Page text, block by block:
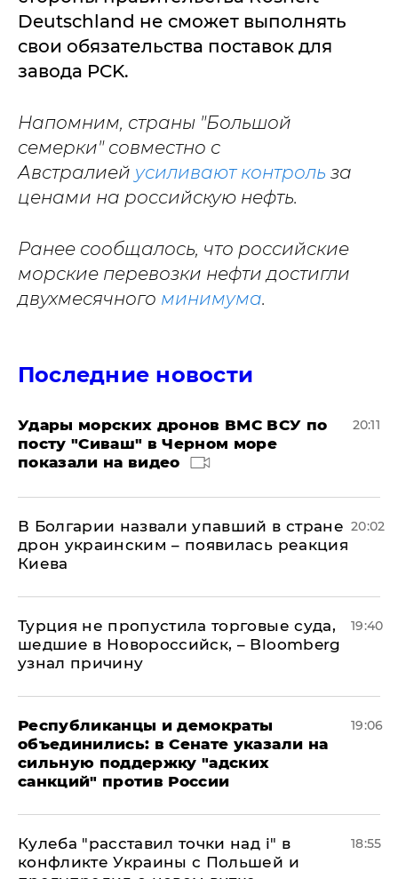
Deutschland не сможет выполнять
свои обязательства поставок для
завода PCK.
Напомним, страны "Большой
семерки" совместно с
Австралией усиливают контроль за
ценами на российскую нефть.
Ранее сообщалось, что российские
морские перевозки нефти достигли
двухмесячного минимума.
Последние новости
Удары морских дронов ВМС ВСУ по
посту "Сиваш" в Черном море
показали на видео
20:11
В Болгарии назвали упавший в стране
дрон украинским – появилась реакция
Киева
20:02
Турция не пропустила торговые суда,
шедшие в Новороссийск, – Bloomberg
узнал причину
19:40
Республиканцы и демократы
объединились: в Сенате указали на
сильную поддержку "адских
санкций" против России
19:06
Кулеба "расставил точки над і" в
конфликте Украины с Польшей и
18:55